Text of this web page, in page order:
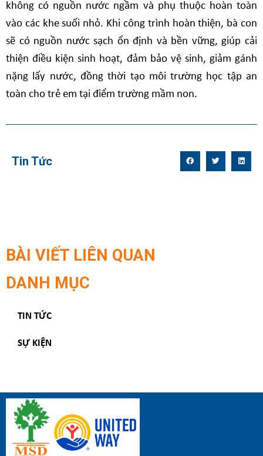
không có nguồn nước ngầm và phụ thuộc hoàn toàn
vào các khe suối nhỏ. Khi công trình hoàn thiện, bà con
sẽ có nguồn nước sạch ổn định và bền vững, giúp cải
thiện điều kiện sinh hoạt, đảm bảo vệ sinh, giảm gánh
nặng lấy nước, đồng thời tạo môi trường học tập an
toàn cho trẻ em tại điểm trường mầm non.
Tin Tức
BÀI VIẾT LIÊN QUAN
DANH MỤC
TIN TỨC
SỰ KIỆN